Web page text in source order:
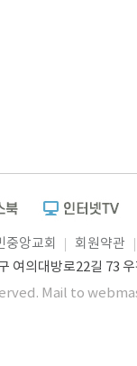
중앙교회 회원약관
여의대방로22길
Mail to